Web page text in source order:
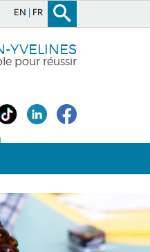
EN FR
YVELINES
pour réussir